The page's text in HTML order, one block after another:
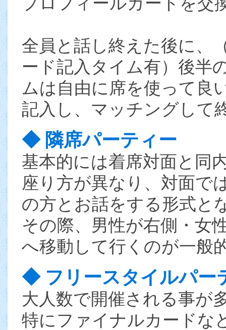
全員と話し終えた後に、
ード記入タイム有）後半
ムは自由に席を使って良
記入し、マッチングして
◆ 隣席パーティー
基本的には着席対面と同
座り方が異なり、対面で
の方とお話をする形式と
その際、男性が右側・女
へ移動して行くのが一般
◆ フリースタイルパー
大人数で開催される事が
特にファイナルカードな